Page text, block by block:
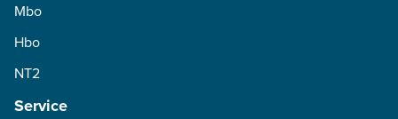
Mbo
Hbo
NT2
Service